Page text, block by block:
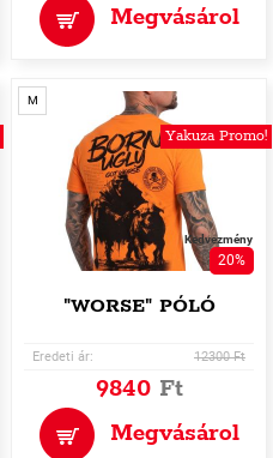
Megvásárol
Yakuza Promo!
M
Kedvezmény
20%
"WORSE" PÓLÓ
Eredeti ár: 12300 Ft
9840 Ft
Megvásárol